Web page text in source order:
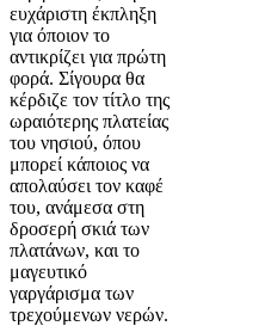
ευχάριστη έκπληξη
για όποιον το
αντικρίζει για πρώτη
φορά. Σίγουρα θα
κέρδιζε τον τίτλο της
ωραιότερης πλατείας
του νησιού, όπου
μπορεί κάποιος να
απολαύσει τον καφέ
του, ανάμεσα στη
δροσερή σκιά των
πλατάνων, και το
μαγευτικό
γαργάρισμα των
τρεχούμενων νερών.